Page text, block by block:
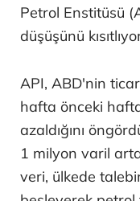
Petrol Enstitüsü
düşüşünü
API, ABD'nin
hafta önceki
azaldığını
1 milyon varil
veri, ülkede